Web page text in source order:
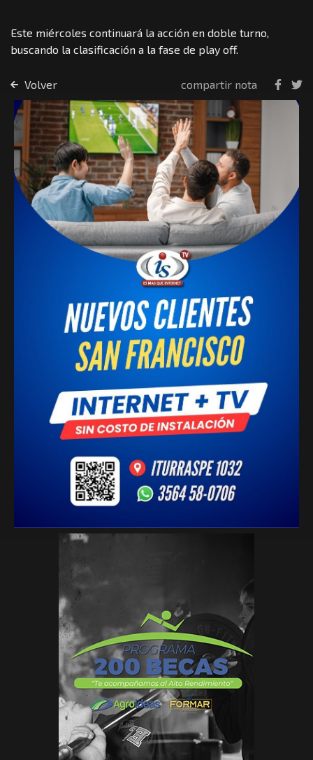
Este miércoles continuará la acción en doble turno,
buscando la clasificación a la fase de play off.
Volver compartir nota